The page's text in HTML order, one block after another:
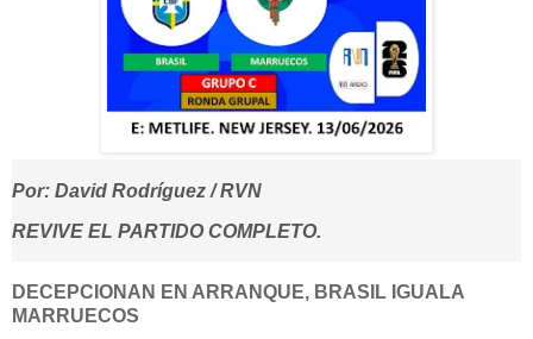
Por: David Rodríguez / RVN
REVIVE EL PARTIDO COMPLETO.
DECEPCIONAN EN ARRANQUE, BRASIL IGUALA
MARRUECOS